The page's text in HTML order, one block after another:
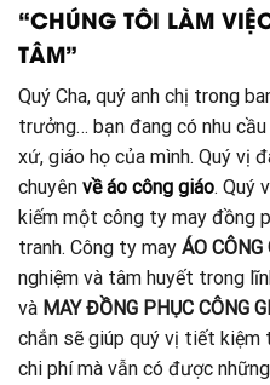
“CHÚNG TÔI LÀM
TÂM”
Quý Cha, quý anh chị trong
trưởng… bạn đang có nhu
xứ, giáo họ của mình. Quý vị
chuyên về áo công giáo. Quý
kiếm một công ty may đồng
tranh. Công ty may ÁO CÔNG
nghiệm và tâm huyết trong
và MAY ĐỒNG PHỤC CÔNG
chắn sẽ giúp quý vị tiết
chi phí mà vẫn có được